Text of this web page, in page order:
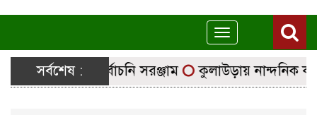
Toggle
navigation
সর্বশেষ :
যাচ্ছে নির্বাচনি সরঞ্জাম কুলাউড়ায় নান্দনিক